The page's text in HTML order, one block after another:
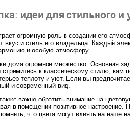
идеи для стильного и
огромную роль в создании его
вкус и стиль его владельца. Каждый
и особую атмосферу.
дома огромное множество. Основная
к классическому стилю,
теплоту и уют. Если вы
и современный вид.
важно обратить внимание на
в помещении позитивное
что цвета могут влиять на наше